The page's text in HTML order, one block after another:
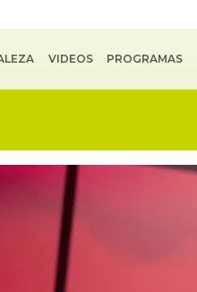
VIDEOS PROGRAMAS